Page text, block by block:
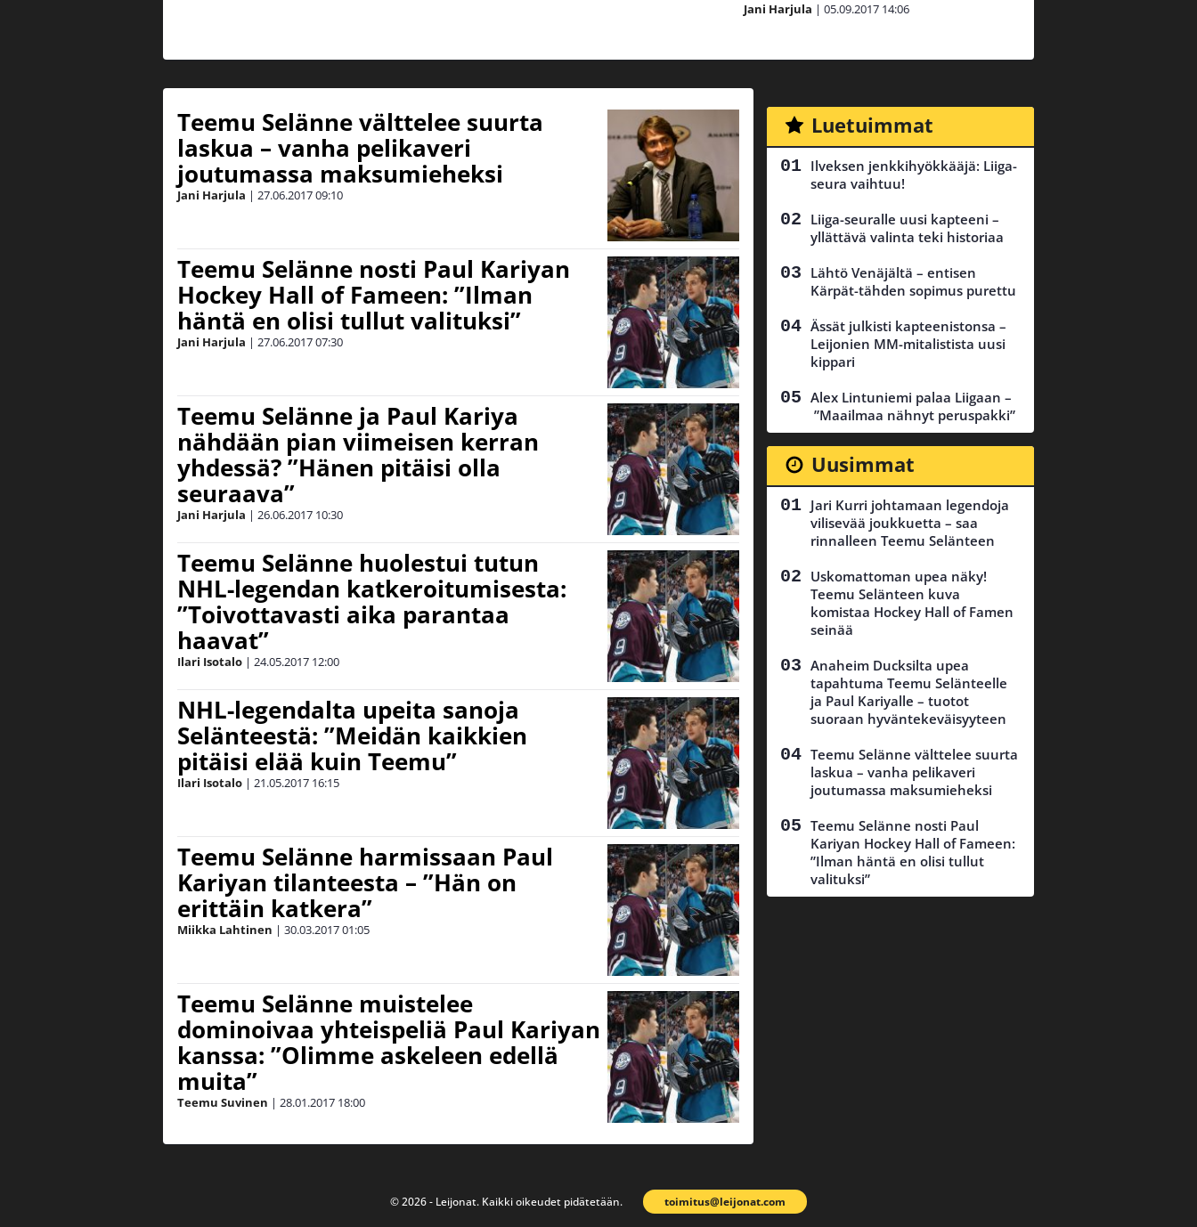
Jani Harjula | 05.09.2017 14:06
Teemu Selänne välttelee suurta
laskua – vanha pelikaveri
joutumassa maksumieheksi
Jani Harjula | 27.06.201709:10
Teemu Selänne nosti Paul Kariyan
Hockey Hall of Fameen: ”Ilman
häntä en olisi tullut valituksi”
Jani Harjula | 27.06.201707:30
Teemu Selänne ja Paul Kariya
nähdään pian viimeisen kerran
yhdessä? ”Hänen pitäisi olla
seuraava”
Jani Harjula | 26.06.2017 10:30
Teemu Selänne huolestui tutun
NHL-legendan katkeroitumisesta:
”Toivottavasti aika parantaa
haavat”
Ilari Isotalo | 24.05.2017 12:00
NHL-legendalta upeita sanoja
Selänteestä: ”Meidän kaikkien
pitäisi elää kuin Teemu”
Ilari Isotalo | 21.05.2017 16:15
Teemu Selänne harmissaan Paul
Kariyan tilanteesta – ”Hän on
erittäin katkera”
Miikka Lahtinen | 30.03.201701:05
Teemu Selänne muistelee
dominoivaa yhteispeliä Paul Kariyan
kanssa: ”Olimme askeleen edellä
muita”
Teemu Suvinen | 28.01.2017 18:00
Luetuimmat
Ilveksen jenkkihyökkääjä: Liiga-
seura vaihtuu!
Liiga-seuralle uusi kapteeni –
yllättävä valinta teki historiaa
Lähtö Venäjältä – entisen
Kärpät-tähden sopimus purettu
Ässät julkisti kapteenistonsa –
Leijonien MM-mitalistista uusi
kippari
Alex Lintuniemi palaa Liigaan –
”Maailmaa nähnyt peruspakki”
Uusimmat
Jari Kurri johtamaan legendoja
vilisevää joukkuetta – saa
rinnalleen Teemu Selänteen
Uskomattoman upea näky!
Teemu Selänteen kuva
komistaa Hockey Hall of Famen
seinää
Anaheim Ducksilta upea
tapahtuma Teemu Selänteelle
ja Paul Kariyalle – tuotot
suoraan hyväntekeväisyyteen
Teemu Selänne välttelee suurta
laskua – vanha pelikaveri
joutumassa maksumieheksi
Teemu Selänne nosti Paul
Kariyan Hockey Hall of Fameen:
”Ilman häntä en olisi tullut
valituksi”
© 2026 - Leijonat. Kaikki oikeudet pidätetään. toimitus@leijonat.com